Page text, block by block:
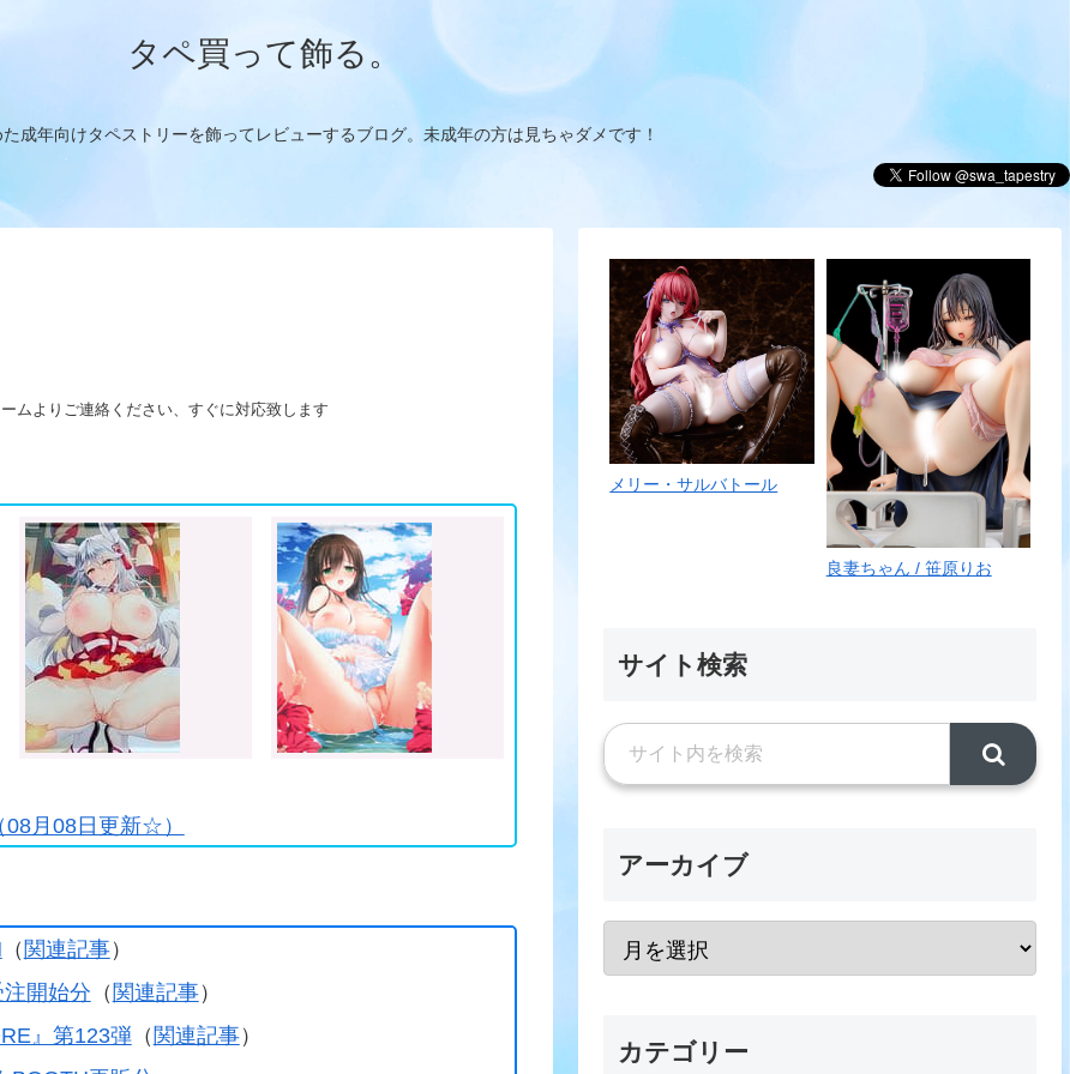
タペ買って飾る。
成年向けタペストリーを飾ってレビューするブログ。未成年の方は見ちゃダメです！
ムよりご連絡ください、すぐに対応致します
月08日更新☆）
（ 関連記事）
開始分 （ 関連記事）
』第123弾（ 関連記事）
メリー・サルバトール
良妻ちゃん / 笹原りお
サイト検索
アーカイブ
カテゴリー